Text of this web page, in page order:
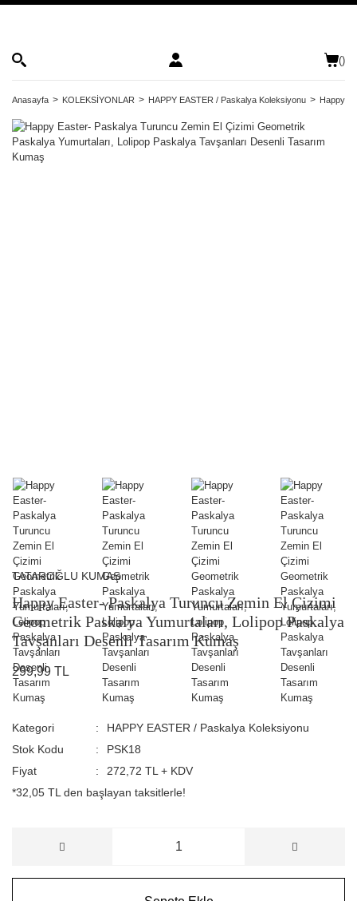
()
Anasayfa KOLEKSİYONLAR HAPPY EASTER / Paskalya Koleksiyonu Happy
TATAROĞLU KUMAŞ
Happy Easter- Paskalya Turuncu Zemin El Çizimi
Geometrik Paskalya Yumurtaları, Lolipop Paskalya
Tavşanları Desenli Tasarım Kumaş
299,99 TL
Kategori
HAPPY EASTER / Paskalya Koleksiyonu
Stok Kodu
PSK18
Fiyat
272,72 TL + KDV
*32,05 TL den başlayan taksitlerle!